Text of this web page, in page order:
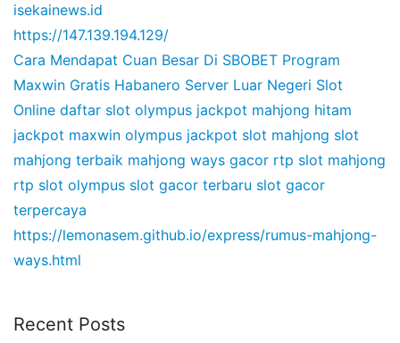
isekainews.id
https://147.139.194.129/
Cara Mendapat Cuan Besar Di SBOBET Program
Maxwin Gratis Habanero Server Luar Negeri Slot
Online daftar slot olympus jackpot mahjong hitam
jackpot maxwin olympus jackpot slot mahjong slot
mahjong terbaik mahjong ways gacor rtp slot mahjong
rtp slot olympus slot gacor terbaru slot gacor
terpercaya
https://lemonasem.github.io/express/rumus-mahjong-
ways.html
Recent Posts